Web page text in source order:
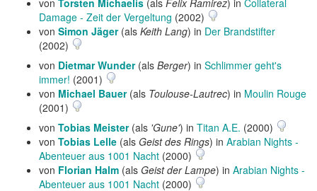
von Torsten Michaelis (als Felix Ramirez) in Collateral
Damage - Zeit der Vergeltung (2002)
von Simon Jäger(als Keith Lang) in Der Brandstifter
(2002)
von Dietmar Wunder(als Berger) in Schlimmer geht's
immer! (2001)
von Michael Bauer(als Toulouse-Lautrec) in Moulin Rouge
(2001)
von Tobias Meister(als 'Gune') in Titan A.E. (2000)
von Tobias Lelle (als Geist des Rings) in Arabian Nights -
Abenteuer aus 1001 Nacht (2000)
von Florian Halm (als Geist der Lampe) in Arabian Nights -
Abenteuer aus 1001 Nacht (2000)